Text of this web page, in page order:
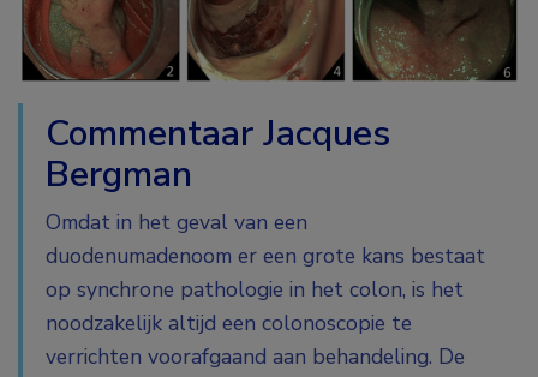
Commentaar Jacques
Bergman
Omdat in het geval van een
duodenumadenoom er een grote kans bestaat
op synchrone pathologie in het colon, is het
noodzakelijk altijd een colonoscopie te
verrichten voorafgaand aan behandeling. De